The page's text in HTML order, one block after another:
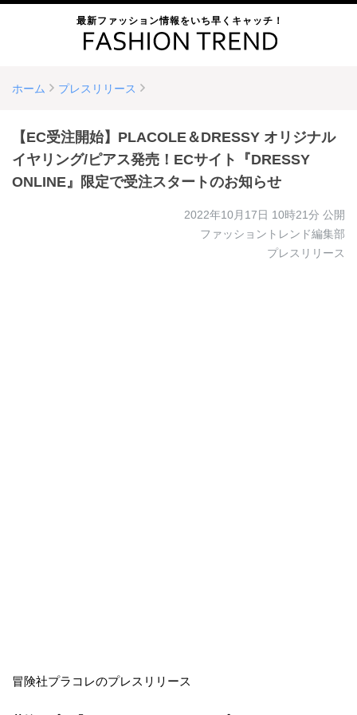
最新ファッション情報をいち早くキャッチ！
ホーム プレスリリース
【EC受注開始】PLACOLE＆DRESSY オリジナル
イヤリング/ピアス発売！ECサイト『DRESSY
ONLINE』限定で受注スタートのお知らせ
2022年10月17日 10時21分 公開
ファッショントレンド編集部
プレスリリース
冒険社プラコレのプレスリリース